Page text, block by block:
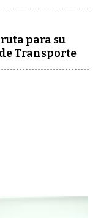
para su
Transporte